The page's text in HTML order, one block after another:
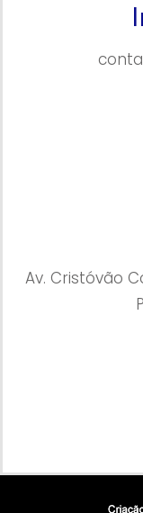
Av. Cristóvão